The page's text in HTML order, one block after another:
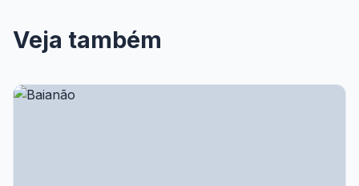
Veja também